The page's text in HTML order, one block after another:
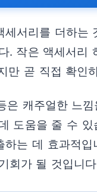
서리를 더하는
. 작은 액세서리
만 곧 직접 확인
은 캐주얼한 느
도움을 줄 수
는 데 효과적
회가 될 것입니